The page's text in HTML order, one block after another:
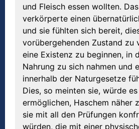
und Fleisch essen wollten.
verkörperte einen
und sie fühlten sich bereit,
vorübergehenden Zustand zu
eine Existenz zu beginnen, in
Nahrung zu sich nahmen und
innerhalb der Naturgesetze
Dies, so meinten sie, würde
ermöglichen, Haschem näher
sie mit all den Prüfungen
würden, die mit einer